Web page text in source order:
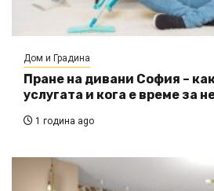
Дом и Градина
Пране на дивани София –
услугата и кога е време за
1 година ago